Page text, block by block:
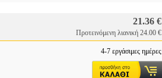
21.36 €
Προτεινόμενη λιανική 24.00 €
4-7 εργάσιμες ημέρες